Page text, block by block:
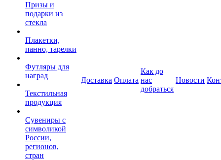
Призы и
подарки из
стекла
Плакетки,
панно, тарелки
Футляры для
наград
Текстильная
продукция
Сувениры с
символикой
России,
регионов,
стран
Доставка Оплата
Как до
нас
добраться
Новости